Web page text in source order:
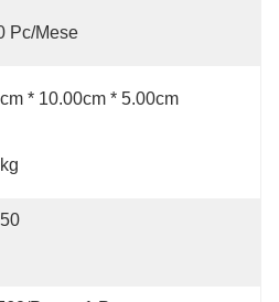
Pc/mese
* 10.00cm * 5.00cm